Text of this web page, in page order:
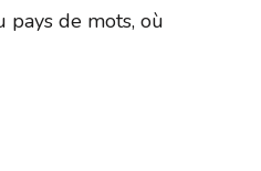
pays de mots, où